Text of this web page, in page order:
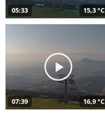
05:33 15,3 °C
07:39 16,9 °C